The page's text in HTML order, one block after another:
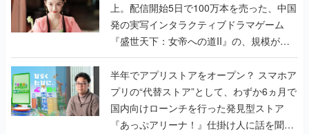
上。配信開始5日で100万本を売った、中国
発の実写インタラクティブドラマゲーム
『盛世天下：女帝への道II』の、規模が違
うこだわりをプロデューサーに聞いた
半年でアプリストアをオープン？ スマホア
プリの“代替ストア”として、わずか6ヵ月で
国内向けローンチを行った発見型ストア
『あっぷアリーナ！』仕掛け人に話を聞い